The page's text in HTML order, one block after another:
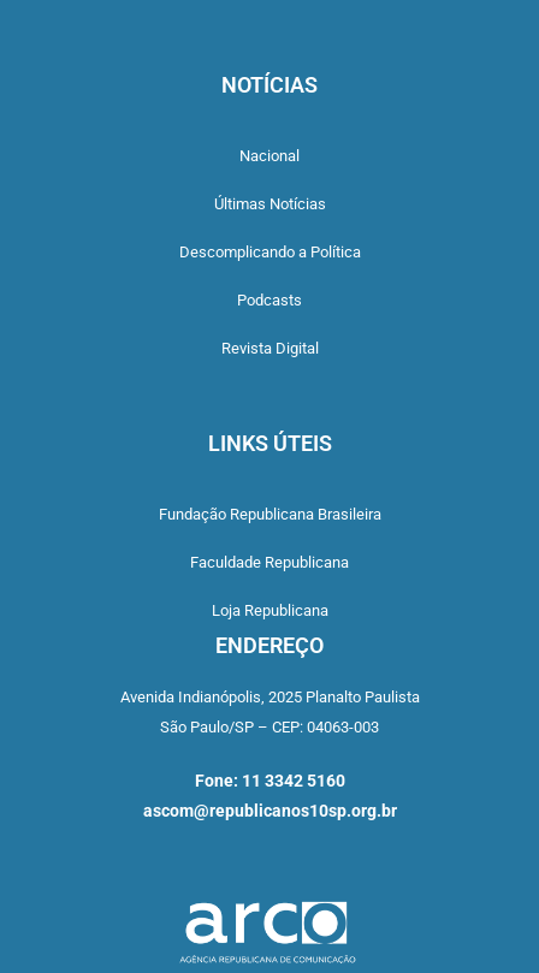
NOTÍCIAS
Nacional
Últimas Notícias
Descomplicando a Política
Podcasts
Revista Digital
LINKS ÚTEIS
Fundação Republicana Brasileira
Faculdade Republicana
Loja Republicana
ENDEREÇO
Avenida Indianópolis, 2025 Planalto Paulista
São Paulo/SP – CEP: 04063-003
Fone: 11 3342 5160
ascom@republicanos10sp.org.br